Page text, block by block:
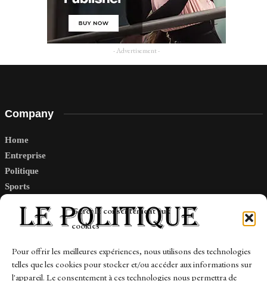
Gérer le consentement aux
cookies
Pour offrir les meilleures expériences, nous utilisons des technologies
telles que les cookies pour stocker et/ou accéder aux informations sur
l'appareil. Le consentement à ces technologies nous permettra de
- Advertisement -
Company
Home
Entreprise
Politique
Sports
Links